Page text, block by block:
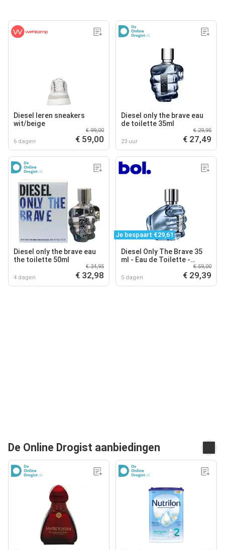
Diesel leren sneakers
wit/beige
6 dagen
€ 99,00
€ 59,00
Diesel only the brave eau
de toilette 35ml
23 uur
€ 29,95
€ 27,49
Diesel only the brave eau
the toilette 50ml
4 dagen
€ 34,95
€ 32,98
Je bespaart €29,61
Diesel Only The Brave 35
ml - Eau de Toilette -
5 dagen
€ 59,00
€ 29,39
De Online Drogist aanbiedingen